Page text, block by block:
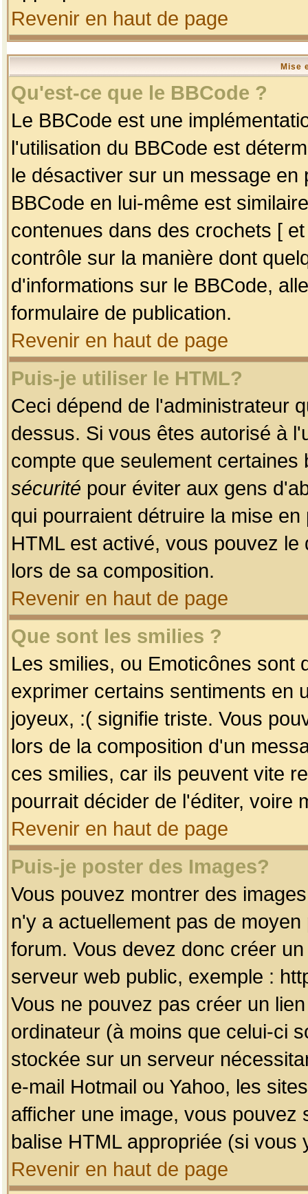
Revenir en haut de page
Mise
Qu'est-ce que le BBCode ?
Le BBCode est une
l'utilisation du BBCode est
le désactiver sur un message
BBCode en lui-même est
contenues dans des crochets [
contrôle sur la manière dont
d'informations sur le BBCode,
formulaire de publication.
Revenir en haut de page
Puis-je utiliser le HTML?
Ceci dépend de l'administrateur
dessus. Si vous êtes autorisé à
compte que seulement
sécurité pour éviter aux gens
qui pourraient détruire la mise
HTML est activé, vous pouvez
lors de sa composition.
Revenir en haut de page
Que sont les smilies ?
Les smilies, ou Emoticônes sont
exprimer certains sentiments en
joyeux, :( signifie triste. Vous
lors de la composition d'un
ces smilies, car ils peuvent vite
pourrait décider de l'éditer, voire
Revenir en haut de page
Puis-je poster des Images?
Vous pouvez montrer des
n'y a actuellement pas de
forum. Vous devez donc créer
serveur web public, exemple :
Vous ne pouvez pas créer un
ordinateur (à moins que celui-ci
stockée sur un serveur
e-mail Hotmail ou Yahoo, les
afficher une image, vous pouvez
balise HTML appropriée (si vous
Revenir en haut de page